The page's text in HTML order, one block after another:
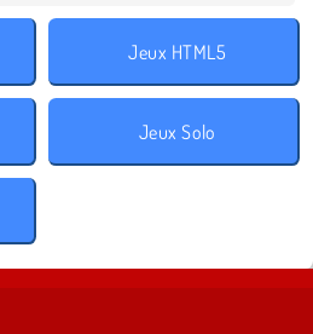
Jeux HTML5
Jeux Solo